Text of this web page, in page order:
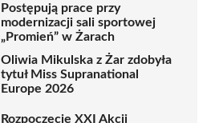
Postępują prace przy
modernizacji sali sportowej
„Promień” w Żarach
Oliwia Mikulska z Żar zdobyła
tytuł Miss Supranational
Europe 2026
Rozpoczęcie XXI Akcji